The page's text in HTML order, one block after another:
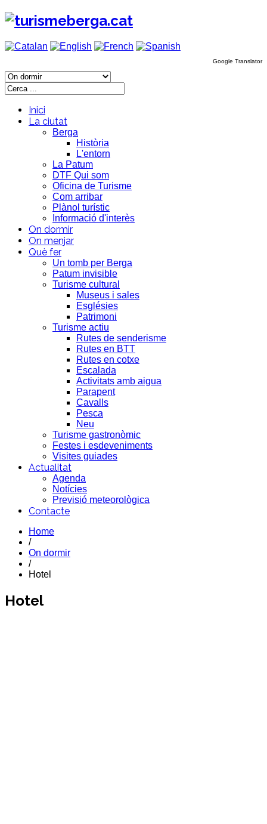
Google Translator
Inici
La ciutat
Berga
Història
L'entorn
La Patum
DTF Qui som
Oficina de Turisme
Com arribar
Plànol turístic
Informació d'interès
On dormir
On menjar
Què fer
Un tomb per Berga
Patum invisible
Turisme cultural
Museus i sales
Esglésies
Patrimoni
Turisme actiu
Rutes de senderisme
Rutes en BTT
Rutes en cotxe
Escalada
Activitats amb aigua
Parapent
Cavalls
Pesca
Neu
Turisme gastronòmic
Festes i esdeveniments
Visites guiades
Actualitat
Agenda
Notícies
Previsió meteorològica
Contacte
Home
/
On dormir
/
Hotel
Hotel